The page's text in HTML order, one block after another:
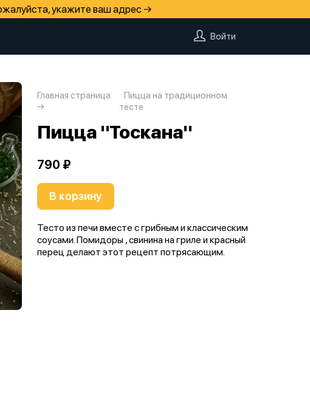
укажите ваш адрес →
Войти
Главная страница
Пицца на традиционном
тесте
Пицца "Тоскана"
790 ₽
В корзину
Тесто из печи вместе с грибным и классическим
соусами. Помидоры , свинина на гриле и красный
перец делают этот рецепт потрясающим.